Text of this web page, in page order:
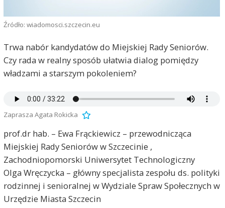
Źródło: wiadomosci.szczecin.eu
Trwa nabór kandydatów do Miejskiej Rady Seniorów.
Czy rada w realny sposób ułatwia dialog pomiędzy
władzami a starszym pokoleniem?
Zaprasza Agata Rokicka
prof.dr hab. – Ewa Frąckiewicz – przewodnicząca
Miejskiej Rady Seniorów w Szczecinie ,
Zachodniopomorski Uniwersytet Technologiczny
Olga Wręczycka – główny specjalista zespołu ds. polityki
rodzinnej i senioralnej w Wydziale Spraw Społecznych w
Urzędzie Miasta Szczecin